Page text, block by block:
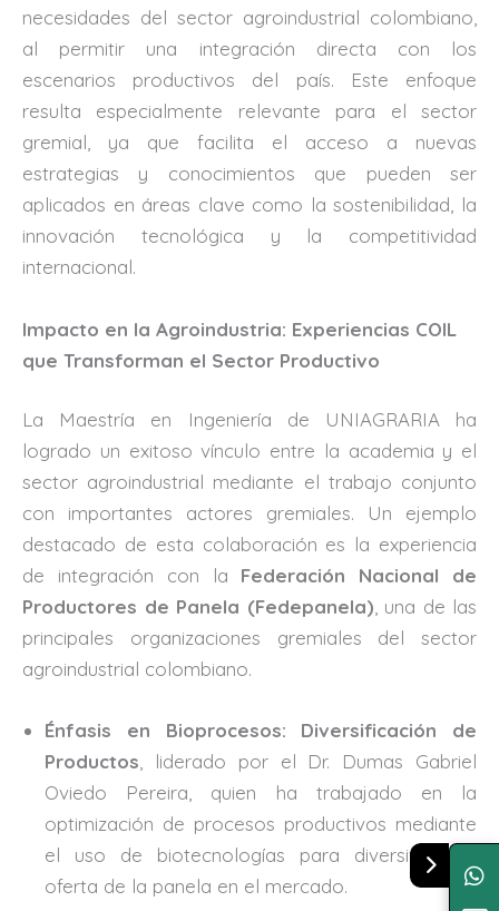
necesidades del sector agroindustrial colombiano,
al permitir una integración directa con los
escenarios productivos del país. Este enfoque
resulta especialmente relevante para el sector
gremial, ya que facilita el acceso a nuevas
estrategias y conocimientos que pueden ser
aplicados en áreas clave como la sostenibilidad, la
innovación tecnológica y la competitividad
internacional.
Impacto en la Agroindustria: Experiencias COIL
que Transforman el Sector Productivo
La Maestría en Ingeniería de UNIAGRARIA ha
logrado un exitoso vínculo entre la academia y el
sector agroindustrial mediante el trabajo conjunto
con importantes actores gremiales. Un ejemplo
destacado de esta colaboración es la experiencia
de integración con la Federación Nacional de
Productores de Panela (Fedepanela) , una de las
principales organizaciones gremiales del sector
agroindustrial colombiano.
Énfasis en Bioprocesos: Diversificación de
Productos, liderado por el Dr. Dumas Gabriel
Oviedo Pereira, quien ha trabajado en la
optimización de procesos productivos mediante
el uso de biotecnologías para diversificar la
oferta de la panela en el mercado.